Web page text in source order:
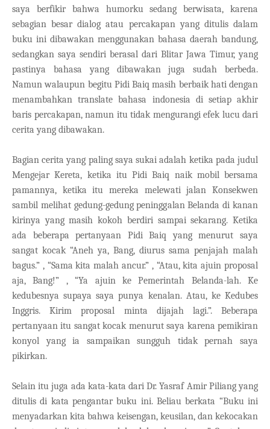
saya berfikir bahwa humorku sedang berwisata, karena
sebagian besar dialog atau percakapan yang ditulis dalam
buku ini dibawakan menggunakan bahasa daerah bandung,
sedangkan saya sendiri berasal dari Blitar Jawa Timur, yang
pastinya bahasa yang dibawakan juga sudah berbeda.
Namun walaupun begitu Pidi Baiq masih berbaik hati dengan
menambahkan translate bahasa indonesia di setiap akhir
baris percakapan, namun itu tidak mengurangi efek lucu dari
cerita yang dibawakan.
Bagian cerita yang paling saya sukai adalah ketika pada judul
Mengejar Kereta, ketika itu Pidi Baiq naik mobil bersama
pamannya, ketika itu mereka melewati jalan Konsekwen
sambil melihat gedung-gedung peninggalan Belanda di kanan
kirinya yang masih kokoh berdiri sampai sekarang. Ketika
ada beberapa pertanyaan Pidi Baiq yang menurut saya
sangat kocak “Aneh ya, Bang, diurus sama penjajah malah
bagus.” , “Sama kita malah ancur.” , “Atau, kita ajuin proposal
aja, Bang!” , “Ya ajuin ke Pemerintah Belanda-lah. Ke
kedubesnya supaya saya punya kenalan. Atau, ke Kedubes
Inggris. Kirim proposal minta dijajah lagi.”. Beberapa
pertanyaan itu sangat kocak menurut saya karena pemikiran
konyol yang ia sampaikan sungguh tidak pernah saya
pikirkan.
Selain itu juga ada kata-kata dari Dr. Yasraf Amir Piliang yang
ditulis di kata pengantar buku ini. Beliau berkata “Buku ini
menyadarkan kita bahwa keisengan, keusilan, dan kekocakan